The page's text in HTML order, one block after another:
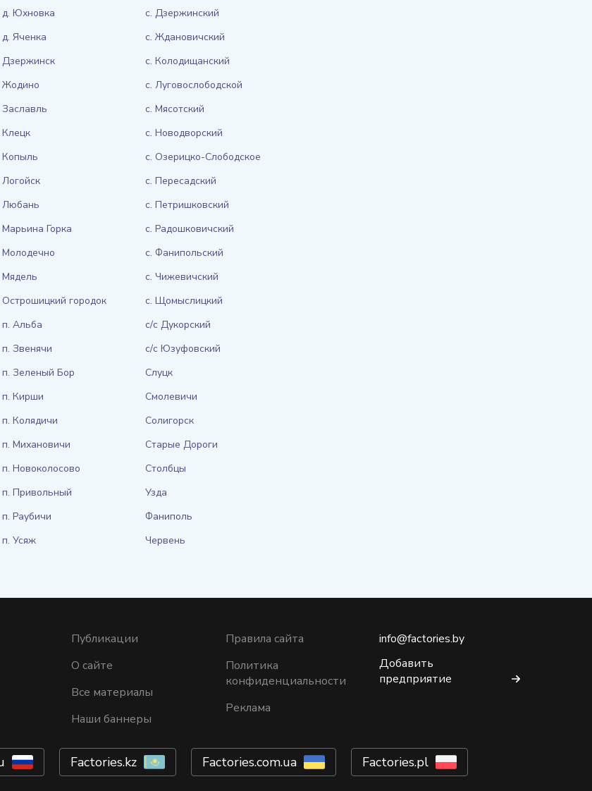
д. Юхновка
д. Яченка
Дзержинск
Жодино
Заславль
Клецк
Копыль
Логойск
Любань
Марьина Горка
Молодечно
Мядель
Острошицкий городок
п. Альба
п. Звенячи
п. Зеленый Бор
п. Кирши
п. Колядичи
п. Михановичи
п. Новоколосово
п. Привольный
п. Раубичи
п. Усяж
с. Дзержинский
с. Ждановичский
с. Колодищанский
с. Луговослободской
с. Мясотский
с. Новодворский
с. Озерицко-Слободское
с. Пересадский
с. Петришковский
с. Радошковичский
с. Фанипольский
с. Чижевичский
с. Щомыслицкий
с/с Дукорский
с/с Юзуфовский
Слуцк
Смолевичи
Солигорск
Старые Дороги
Столбцы
Узда
Фаниполь
Червень
Публикации
О сайте
Все материалы
Наши баннеры
Правила сайта
Политика
конфиденциальности
Реклама
info@factories.by
Добавить
предприятие
Factories.kz Factories.com.ua Factories.pl